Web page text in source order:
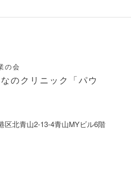
の会
のクリニック「パウ
北青山2-13-4青山MYビル6階